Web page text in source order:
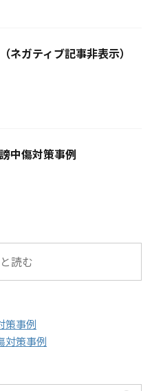
ネガティブ記事非表示）
中傷対策事例
読む
策事例
対策事例